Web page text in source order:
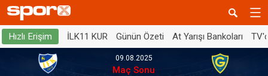
Hızlı Erişim İLK11 KUR Günün Özeti At Yarışı Bankoları
09.08.2025
Maç Sonu